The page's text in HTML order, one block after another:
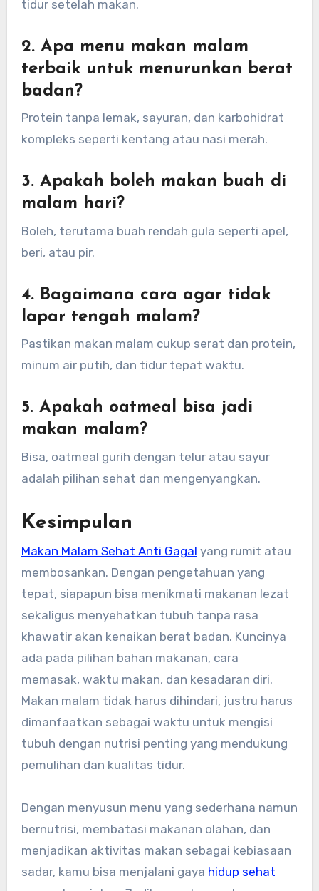
tidur setelah makan.
2. Apa menu makan malam
terbaik untuk menurunkan berat
badan?
Protein tanpa lemak, sayuran, dan karbohidrat
kompleks seperti kentang atau nasi merah.
3. Apakah boleh makan buah di
malam hari?
Boleh, terutama buah rendah gula seperti apel,
beri, atau pir.
4. Bagaimana cara agar tidak
lapar tengah malam?
Pastikan makan malam cukup serat dan protein,
minum air putih, dan tidur tepat waktu.
5. Apakah oatmeal bisa jadi
makan malam?
Bisa, oatmeal gurih dengan telur atau sayur
adalah pilihan sehat dan mengenyangkan.
Kesimpulan
Makan Malam Sehat Anti Gagal yang rumit atau
membosankan. Dengan pengetahuan yang
tepat, siapapun bisa menikmati makanan lezat
sekaligus menyehatkan tubuh tanpa rasa
khawatir akan kenaikan berat badan. Kuncinya
ada pada pilihan bahan makanan, cara
memasak, waktu makan, dan kesadaran diri.
Makan malam tidak harus dihindari, justru harus
dimanfaatkan sebagai waktu untuk mengisi
tubuh dengan nutrisi penting yang mendukung
pemulihan dan kualitas tidur.
Dengan menyusun menu yang sederhana namun
bernutrisi, membatasi makanan olahan, dan
menjadikan aktivitas makan sebagai kebiasaan
sadar, kamu bisa menjalani gaya hidup sehat